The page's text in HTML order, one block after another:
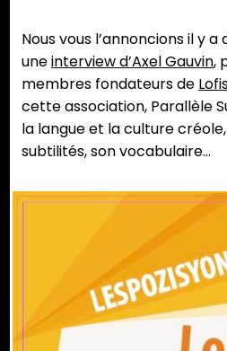
Nous vous l’annoncions il y a
uneinterview d’Axel Gauvin,
membres fondateurs de
cette association, Parallèle
la langue et la culture
subtilités, son vocabulaire…